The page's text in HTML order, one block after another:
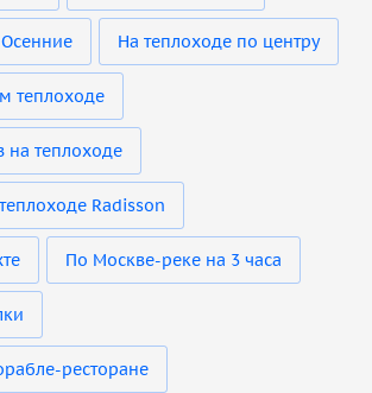
Осенние На теплоходе по центру
теплоходе
на теплоходе
Radisson
По Москве-реке на 3 часа
ресторане